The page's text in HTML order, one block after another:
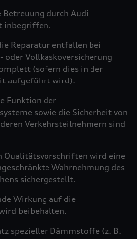
Betreuung durch Audi
inbegriffen.
Reparatur entfallen bei
oder Vollkaskoversicherung
(sofern dies in der
aufgeführt wird).
Funktion der
sowie die Sicherheit von
Verkehrsteilnehmern sind
Qualitätsvorschriften wird eine
Wahrnehmung des
sichergestellt.
Wirkung auf die
beibehalten.
spezieller Dämmstoffe (z. B.